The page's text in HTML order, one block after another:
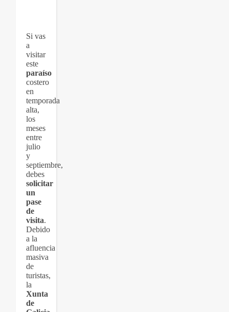
Si vas
a
visitar
este
paraíso
costero
en
temporada
alta,
los
meses
entre
julio
y
septiembre,
debes
solicitar
un
pase
de
visita.
Debido
a la
afluencia
masiva
de
turistas,
la
Xunta
de